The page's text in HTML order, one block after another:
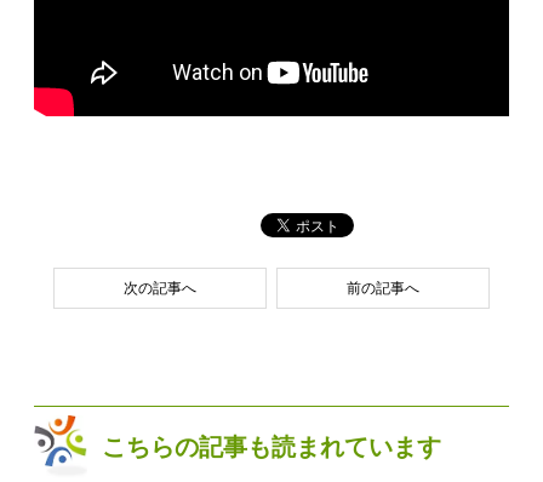
次の記事へ 前の記事へ
こちらの記事も読まれています